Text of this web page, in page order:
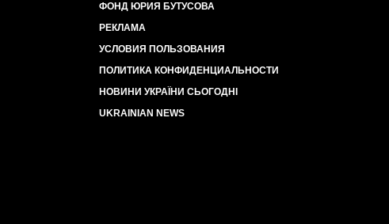
ФОНД ЮРИЯ БУТУСОВА
РЕКЛАМА
УСЛОВИЯ ПОЛЬЗОВАНИЯ
ПОЛИТИКА КОНФИДЕНЦИАЛЬНОСТИ
НОВИНИ УКРАЇНИ СЬОГОДНІ
UKRAINIAN NEWS